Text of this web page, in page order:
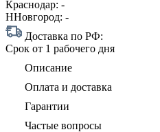
Краснодар: -
ННовгород: -
Доставка по РФ:
Срок от 1 рабочего дня
Описание
Оплата и доставка
Гарантии
Частые вопросы